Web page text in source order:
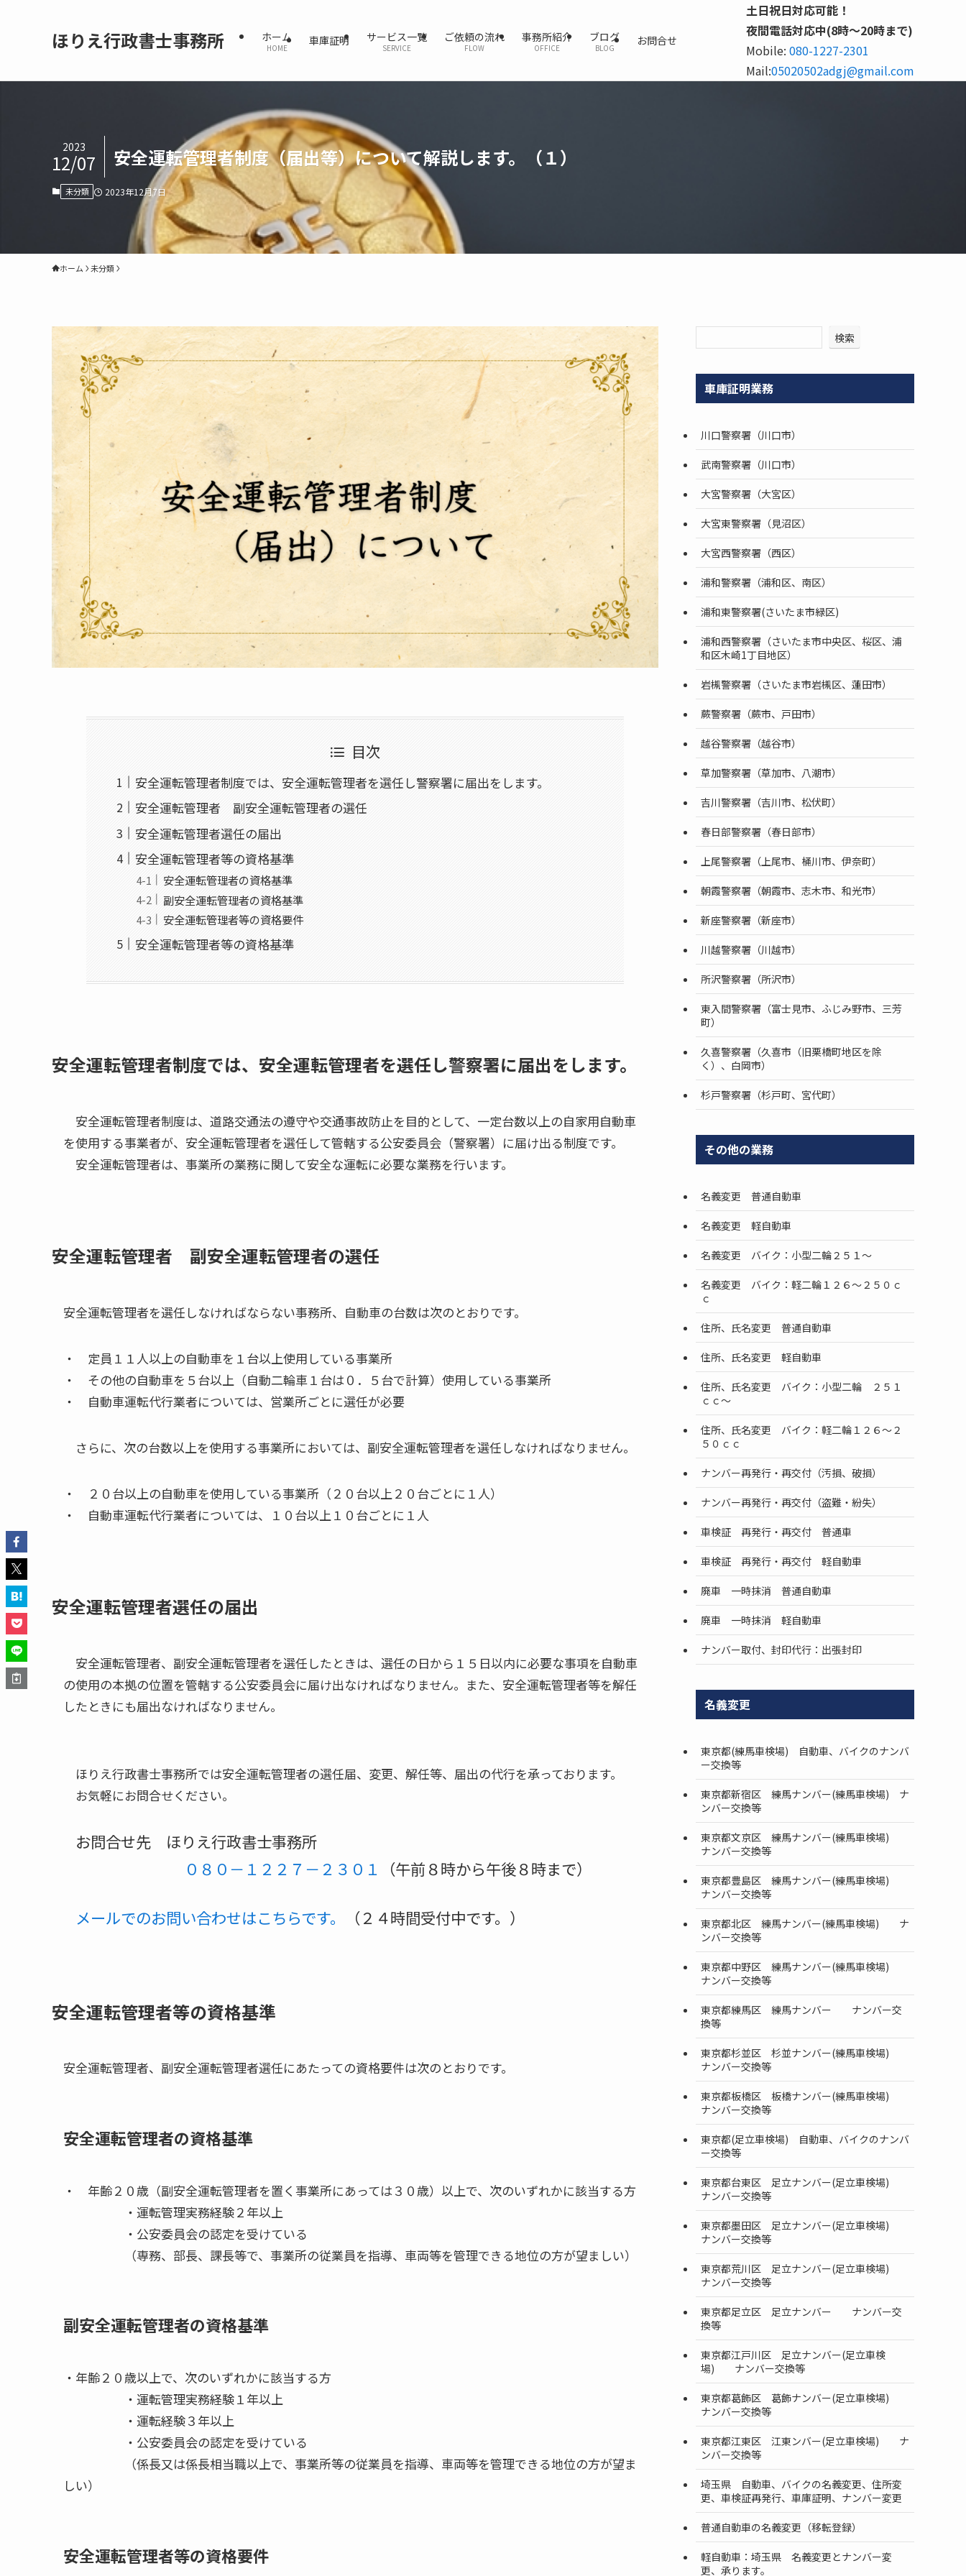
ほりえ行政書士事務所 ホーム
HOME
車庫証明 サービス一覧
SERVICE
ご依頼の流れ
FLOW
事務所紹介
OFFICE
ブログ
BLOG
お問合せ
土日祝日対応可能！
夜間電話対応中(8時～20時まで)
Mobile: 080-1227-2301
Mail:05020502adgj@gmail.com
安全運転管理者制度（届出等）について解説します。（１）
2023
12/07
未分類 2023年12月7日
ホーム 未分類
目次
安全運転管理者制度では、安全運転管理者を選任し警察署に届出をします。
安全運転管理者 副安全運転管理者の選任
安全運転管理者選任の届出
安全運転管理者等の資格基準
安全運転管理者の資格基準
副安全運転管理者の資格基準
安全運転管理者等の資格要件
安全運転管理者等の資格基準
安全運転管理者制度では、安全運転管理者を選任し警察署に届出をします。
安全運転管理者制度は、道路交通法の遵守や交通事故防止を目的として、一定台数以上の自家用自動車
を使用する事業者が、安全運転管理者を選任して管轄する公安委員会（警察署）に届け出る制度です。
安全運転管理者は、事業所の業務に関して安全な運転に必要な業務を行います。
安全運転管理者 副安全運転管理者の選任
安全運転管理者を選任しなければならない事務所、自動車の台数は次のとおりです。
・ 定員１１人以上の自動車を１台以上使用している事業所
・ その他の自動車を５台以上（自動二輪車１台は０．５台で計算）使用している事業所
・ 自動車運転代行業者については、営業所ごとに選任が必要
さらに、次の台数以上を使用する事業所においては、副安全運転管理者を選任しなければなりません。
・ ２０台以上の自動車を使用している事業所（２０台以上２０台ごとに１人）
・ 自動車運転代行業者については、１０台以上１０台ごとに１人
安全運転管理者選任の届出
安全運転管理者、副安全運転管理者を選任したときは、選任の日から１５日以内に必要な事項を自動車
の使用の本拠の位置を管轄する公安委員会に届け出なければなりません。また、安全運転管理者等を解任
したときにも届出なければなりません。
ほりえ行政書士事務所では安全運転管理者の選任届、変更、解任等、届出の代行を承っております。
お気軽にお問合せください。
お問合せ先 ほりえ行政書士事務所
０８０－１２２７－２３０１
（午前８時から午後８時まで）
メールでのお問い合わせはこちらです。 （２４時間受付中です。）
安全運転管理者等の資格基準
安全運転管理者、副安全運転管理者選任にあたっての資格要件は次のとおりです。
安全運転管理者の資格基準
・ 年齢２０歳（副安全運転管理者を置く事業所にあっては３０歳）以上で、次のいずれかに該当する方
・運転管理実務経験２年以上
・公安委員会の認定を受けている
（専務、部長、課長等で、事業所の従業員を指導、車両等を管理できる地位の方が望ましい）
副安全運転管理者の資格基準
・年齢２０歳以上で、次のいずれかに該当する方
・運転管理実務経験１年以上
・運転経験３年以上
・公安委員会の認定を受けている
（係長又は係長相当職以上で、事業所等の従業員を指導、車両等を管理できる地位の方が望ま
しい）
安全運転管理者等の資格要件
検索
車庫証明業務
川口警察署（川口市）
武南警察署（川口市）
大宮警察署（大宮区）
大宮東警察署（見沼区）
大宮西警察署（西区）
浦和警察署（浦和区、南区）
浦和東警察署(さいたま市緑区)
浦和西警察署（さいたま市中央区、桜区、浦
和区木崎1丁目地区）
岩槻警察署（さいたま市岩槻区、蓮田市）
蕨警察署（蕨市、戸田市）
越谷警察署（越谷市）
草加警察署（草加市、八潮市）
吉川警察署（吉川市、松伏町）
春日部警察署（春日部市）
上尾警察署（上尾市、桶川市、伊奈町）
朝霞警察署（朝霞市、志木市、和光市）
新座警察署（新座市）
川越警察署（川越市）
所沢警察署（所沢市）
東入間警察署（富士見市、ふじみ野市、三芳
町）
久喜警察署（久喜市（旧栗橋町地区を除
く）、白岡市）
杉戸警察署（杉戸町、宮代町）
その他の業務
名義変更 普通自動車
名義変更 軽自動車
名義変更 バイク：小型二輪２５１～
名義変更 バイク：軽二輪１２６～２５０ｃ
ｃ
住所、氏名変更 普通自動車
住所、氏名変更 軽自動車
住所、氏名変更 バイク：小型二輪 ２５１
ｃｃ～
住所、氏名変更 バイク：軽二輪１２６～２
５０ｃｃ
ナンバー再発行・再交付（汚損、破損）
ナンバー再発行・再交付（盗難・紛失）
車検証 再発行・再交付 普通車
車検証 再発行・再交付 軽自動車
廃車 一時抹消 普通自動車
廃車 一時抹消 軽自動車
ナンバー取付、封印代行：出張封印
名義変更
東京都(練馬車検場) 自動車、バイクのナンバ
ー交換等
東京都新宿区 練馬ナンバー(練馬車検場) ナ
ンバー交換等
東京都文京区 練馬ナンバー(練馬車検場)
ナンバー交換等
東京都豊島区 練馬ナンバー(練馬車検場)
ナンバー交換等
東京都北区 練馬ナンバー(練馬車検場) ナ
ンバー交換等
東京都中野区 練馬ナンバー(練馬車検場)
ナンバー交換等
東京都練馬区 練馬ナンバー ナンバー交
換等
東京都杉並区 杉並ナンバー(練馬車検場)
ナンバー交換等
東京都板橋区 板橋ナンバー(練馬車検場)
ナンバー交換等
東京都(足立車検場) 自動車、バイクのナンバ
ー交換等
東京都台東区 足立ナンバー(足立車検場)
ナンバー交換等
東京都墨田区 足立ナンバー(足立車検場)
ナンバー交換等
東京都荒川区 足立ナンバー(足立車検場)
ナンバー交換等
東京都足立区 足立ナンバー ナンバー交
換等
東京都江戸川区 足立ナンバー(足立車検
場) ナンバー交換等
東京都葛飾区 葛飾ナンバー(足立車検場)
ナンバー交換等
東京都江東区 江東ンバー(足立車検場) ナ
ンバー交換等
埼玉県 自動車、バイクの名義変更、住所変
更、車検証再発行、車庫証明、ナンバー変更
普通自動車の名義変更（移転登録）
軽自動車：埼玉県 名義変更とナンバー変
更、承ります。